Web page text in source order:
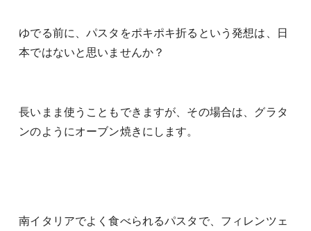
ゆでる前に、パスタをポキポキ折るという発想は、日
本ではないと思いませんか？
長いまま使うこともできますが、その場合は、グラタ
ンのようにオーブン焼きにします。
南イタリアでよく食べられるパスタで、フィレンツェ